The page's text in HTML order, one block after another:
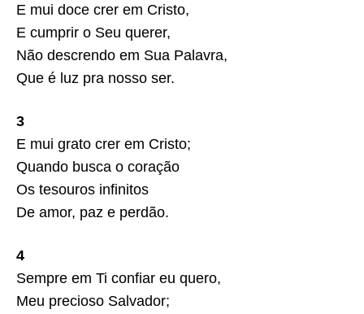
E mui doce crer em Cristo,
E cumprir o Seu querer,
Não descrendo em Sua Palavra,
Que é luz pra nosso ser.
3
E mui grato crer em Cristo;
Quando busca o coração
Os tesouros infinitos
De amor, paz e perdão.
4
Sempre em Ti confiar eu quero,
Meu precioso Salvador;